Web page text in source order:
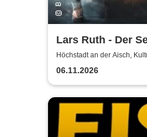
Lars Ruth - Der
Höchstadt an der Aisch,
06.11.2026